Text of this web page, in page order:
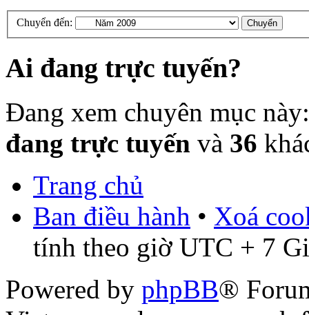
Chuyển đến:
Ai đang trực tuyến?
Đang xem chuyên mục
đang trực tuyến và 36
Trang chủ
Ban điều hành • Xoá
tính theo giờ UTC + 7
Powered by phpBB®